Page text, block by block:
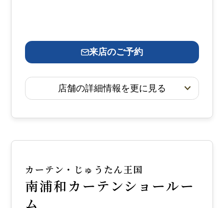
来店のご予約
店舗の詳細情報を更に見る
カーテン・じゅうたん王国
南浦和カーテンショールー
ム